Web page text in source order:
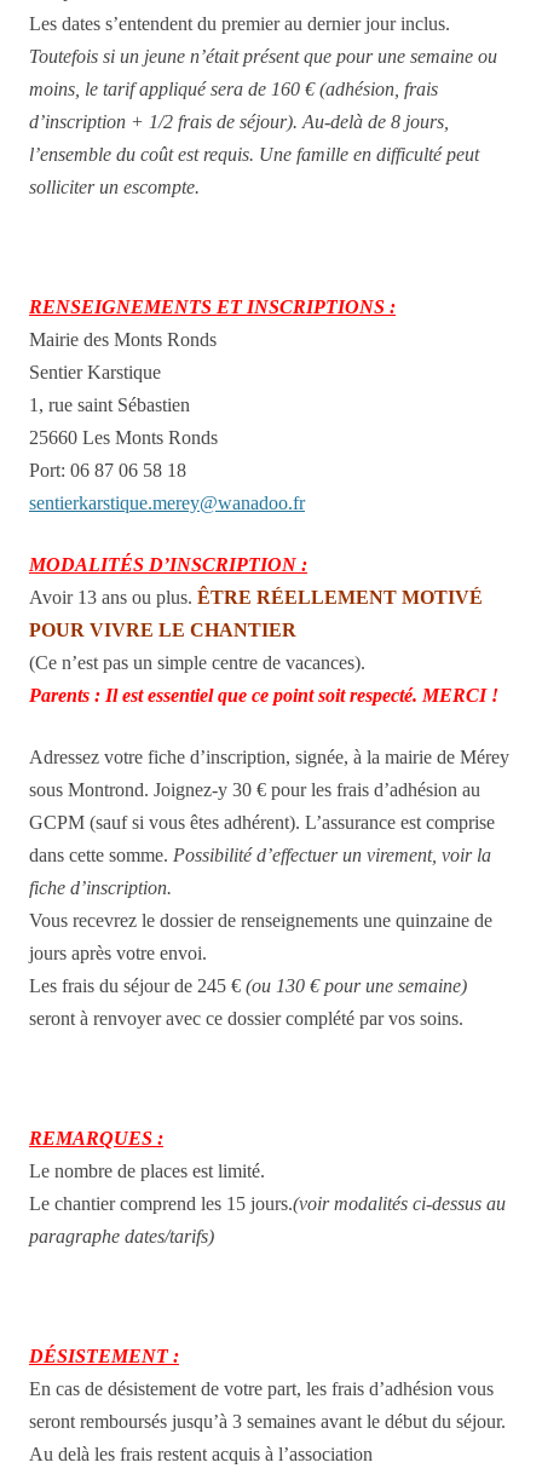
Les dates s’entendent du premier au dernier jour inclus.
Toutefois si un jeune n’était présent que pour une semaine ou
moins, le tarif appliqué sera de 160 € (adhésion, frais
d’inscription + 1/2 frais de séjour). Au-delà de 8 jours,
l’ensemble du coût est requis. Une famille en difficulté peut
solliciter un escompte.
RENSEIGNEMENTS ET INSCRIPTIONS :
Mairie des Monts Ronds
Sentier Karstique
1, rue saint Sébastien
25660 Les Monts Ronds
Port: 06 87 06 58 18
sentierkarstique.merey@wanadoo.fr
MODALITÉS D’INSCRIPTION :
Avoir 13 ans ou plus. ÊTRE RÉELLEMENT MOTIVÉ
POUR VIVRE LE CHANTIER
(Ce n’est pas un simple centre de vacances).
Parents : Il est essentiel que ce point soit respecté. MERCI !
Adressez votre fiche d’inscription, signée, à la mairie de Mérey
sous Montrond. Joignez-y 30 € pour les frais d’adhésion au
GCPM (sauf si vous êtes adhérent). L’assurance est comprise
dans cette somme. Possibilité d’effectuer un virement, voir la
fiche d’inscription.
Vous recevrez le dossier de renseignements une quinzaine de
jours après votre envoi.
Les frais du séjour de 245 € (ou 130 € pour une semaine)
seront à renvoyer avec ce dossier complété par vos soins.
REMARQUES :
Le nombre de places est limité.
Le chantier comprend les 15 jours.(voir modalités ci-dessus au
paragraphe dates/tarifs)
DÉSISTEMENT :
En cas de désistement de votre part, les frais d’adhésion vous
seront remboursés jusqu’à 3 semaines avant le début du séjour.
Au delà les frais restent acquis à l’association